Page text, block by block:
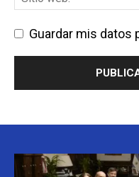
Guardar mis datos